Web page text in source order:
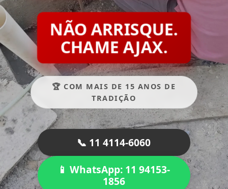
NÃO ARRISQUE.
CHAME AJAX.
🏆 COM MAIS DE 15 ANOS DE
TRADIÇÃO
📞 11 4114-6060
📱 WhatsApp: 11 94153-
1856